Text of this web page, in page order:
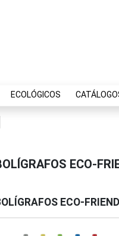
ECOLÓGICOS
ECO-
ECO-